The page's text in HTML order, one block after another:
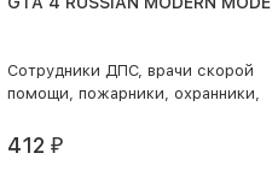
Сотрудники ДПС, врачи скорой
помощи, пожарники, охранники,
уборы и РОССИЙСКУЮ форму с
412 ₽